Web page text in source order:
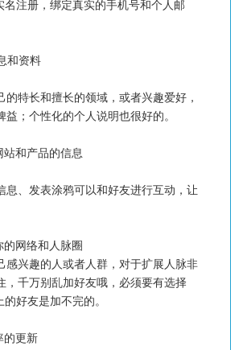
名注册，绑定真实的手机号和个人邮
和资料
的特长和擅长的领域，或者兴趣爱好，
益；个性化的个人说明也很好的。
站和产品的信息
息、发表涂鸦可以和好友进行互动，让
网络和人脉圈
感兴趣的人或者人群，对于扩展人脉非
，千万别乱加好友哦，必须要有选择
的好友是加不完的。
的更新